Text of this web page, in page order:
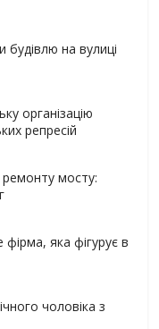
на вулиці
організацію
репресій
мосту:
фірма, яка фігурує в
чоловіка з